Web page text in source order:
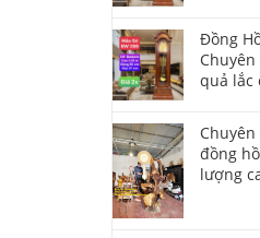
Đồng
quả lắc
đồng
lượng